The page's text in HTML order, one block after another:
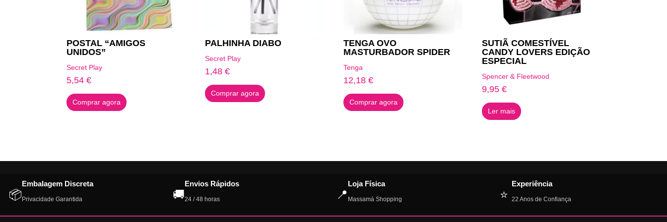
POSTAL “AMIGOS
UNIDOS”
Secret Play
5,54€
Comprar agora
PALHINHA DIABO
Secret Play
1,48€
Comprar agora
TENGA OVO
MASTURBADOR SPIDER
Tenga
12,18€
Comprar agora
SUTIÃ COMESTÍVEL
CANDY LOVERS EDIÇÃO
ESPECIAL
Spencer & Fleetwood
9,95€
Ler mais
📦
Embalagem Discreta
Privacidade Garantida 🚚
Envios Rápidos
24 / 48 horas 📍
Loja Física
Massamá Shopping ⭐
Experiência
22 Anos de Confiança